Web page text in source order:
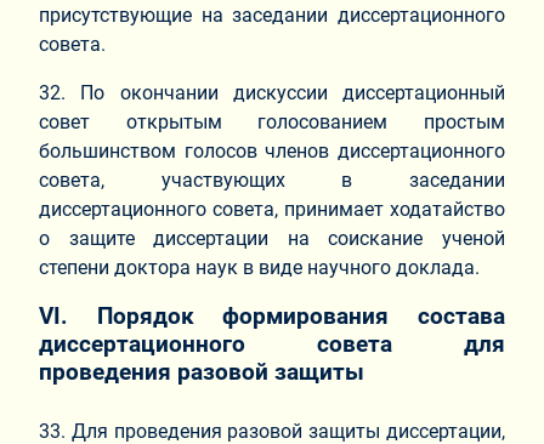
присутствующие на заседании диссертационного
совета.
32. По окончании дискуссии диссертационный
совет открытым голосованием простым
большинством голосов членов диссертационного
совета, участвующих в заседании
диссертационного совета, принимает ходатайство
о защите диссертации на соискание ученой
степени доктора наук в виде научного доклада.
VI. Порядок формирования состава
диссертационного совета для
проведения разовой защиты
33. Для проведения разовой защиты диссертации,